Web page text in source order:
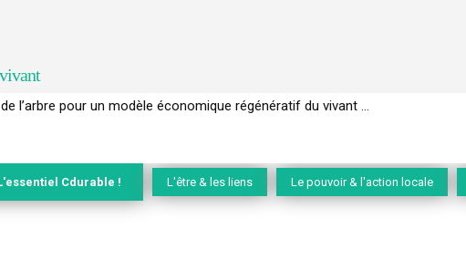
« GIEC de la biodiversité » appelle les entreprises à devenir des alliées du vivant
Cdurable ! L'être & les liens Le pouvoir & l'action locale